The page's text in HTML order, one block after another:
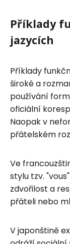
Příklady
jazycích
Příklady
široké a
používání
oficiální
Naopak v
přátelském
Ve
stylu tzv.
zdvořilost a
přáteli nebo
V japonštině